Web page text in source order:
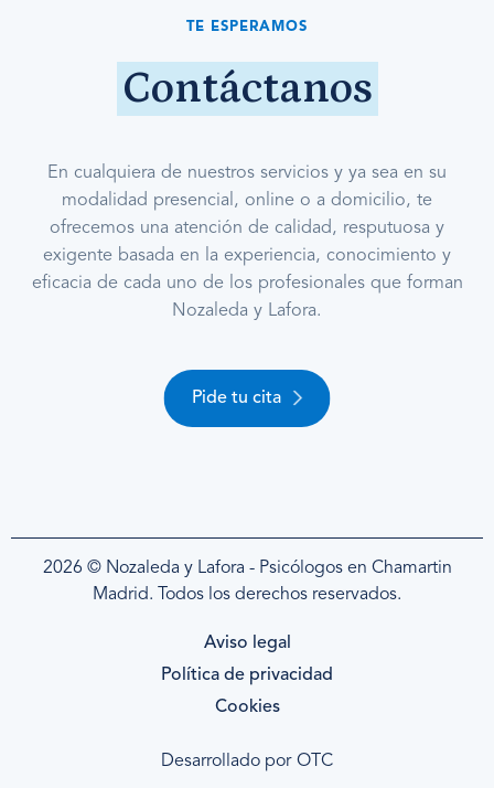
TE ESPERAMOS
Contáctanos
En cualquiera de nuestros servicios y ya sea en su
modalidad presencial, online o a domicilio, te
ofrecemos una atención de calidad, resputuosa y
exigente basada en la experiencia, conocimiento y
eficacia de cada uno de los profesionales que forman
Nozaleda y Lafora.
Pide tu cita
2026 © Nozaleda y Lafora - Psicólogos en Chamartin
Madrid. Todos los derechos reservados.
Aviso legal
Política de privacidad
Cookies
Desarrollado por OTC